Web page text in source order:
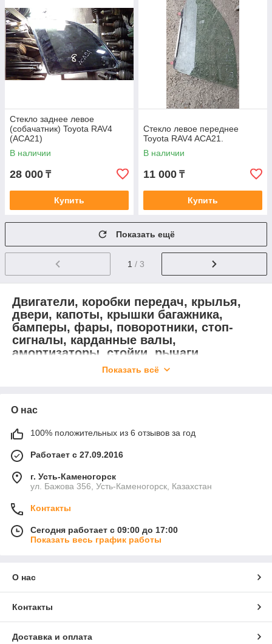
Стекло заднее левое
(собачатник) Toyota RAV4
(ACA21)
В наличии
28 000 ₸
Купить
Стекло левое переднее
Toyota RAV4 ACA21.
В наличии
11 000 ₸
Купить
Показать ещё
1 / 3
Двигатели, коробки передач, крылья,
двери, капоты, крышки багажника,
бамперы, фары, поворотники, стоп-
сигналы, карданные валы,
амортизаторы, стойки, рычаги
подвески, рулевые рейки, стёкла,
Показать всё
О нас
100% положительных из 6 отзывов за год
Работает с 27.09.2016
г. Усть-Каменогорск
ул. Бажова 356, Усть-Каменогорск, Казахстан
Контакты
Сегодня работает с 09:00 до 17:00
Показать весь график работы
О нас
Контакты
Доставка и оплата